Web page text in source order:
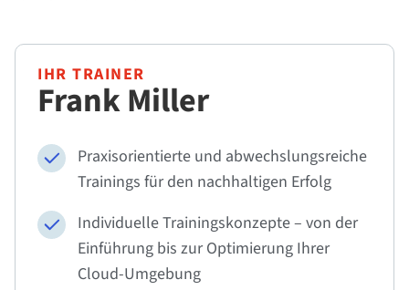
IHR TRAINER
Frank Miller
Praxisorientierte und abwechslungsreiche
Trainings für den nachhaltigen Erfolg
Individuelle Trainingskonzepte – von der
Einführung bis zurOptimierung Ihrer
Cloud-Umgebung